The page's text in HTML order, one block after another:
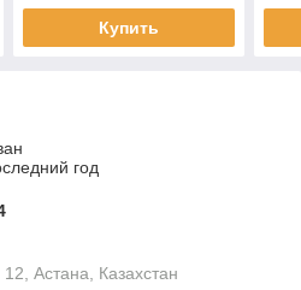
Купить
год
Астана, Казахстан